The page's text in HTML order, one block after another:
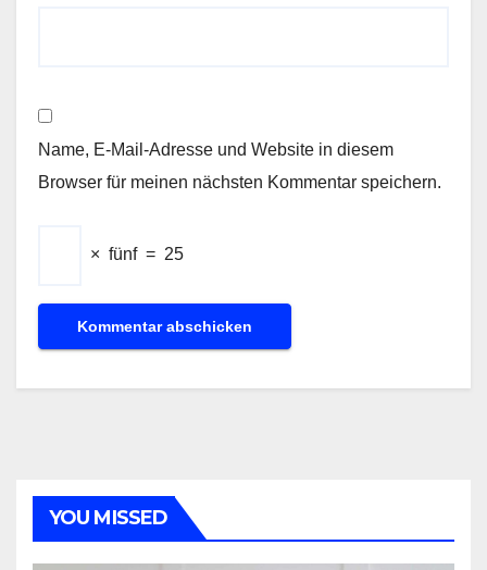
Name, E-Mail-Adresse und Website in diesem
Browser für meinen nächsten Kommentar speichern.
× fünf = 25
YOU MISSED